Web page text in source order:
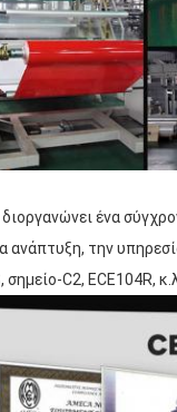
ένα
ανάπτυξη, την
σημείο-C2, ECE104R,